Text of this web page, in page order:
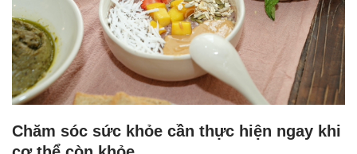
Chăm sóc sức khỏe cần thực hiện ngay khi